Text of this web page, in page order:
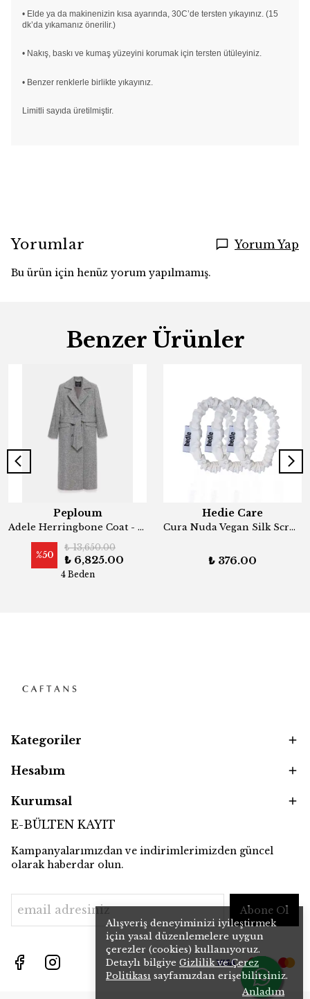
Alışveriş deneyiminizi iyileştirmek
için yasal düzenlemelere uygun
çerezler (cookies) kullanıyoruz.
Detaylı bilgiye Gizlilik ve Çerez
Politikası sayfamızdan erişebilirsiniz.
Anladım
• Elde ya da makinenizin kısa ayarında, 30C’de tersten yıkayınız. (15
dk’da yıkamanız önerilir.)
• Nakış, baskı ve kumaş yüzeyini korumak için tersten ütüleyiniz.
• Benzer renklerle birlikte yıkayınız.
Limitli sayıda üretilmiştir.
Yorumlar Yorum Yap
Bu ürün için henüz yorum yapılmamış.
Benzer Ürünler
Peploum
Adele Herringbone Coat - Cool Grey
%50
₺ 13,650.00
₺ 6,825.00
4 Beden
Hedie Care
Cura Nuda Vegan Silk Scrunchies
₺ 376.00
Kategoriler
Hesabım
Kurumsal
E-BÜLTEN KAYIT
Kampanyalarımızdan ve indirimlerimizden güncel
olarak haberdar olun.
Abone Ol